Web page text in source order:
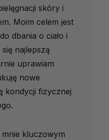
skóry i
Moim celem jest
dbania o ciało i
najlepszą
uprawiam
nowe
kondycji fizycznej
mnie kluczowym